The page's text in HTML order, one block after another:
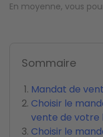
En moyenne, vous
Sommaire
Mandat de
Choisir le
vente de votre
Choisir le